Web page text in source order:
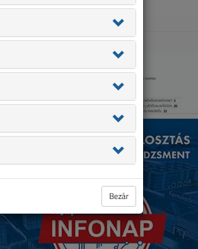
LETÖLTÉS
Bezár